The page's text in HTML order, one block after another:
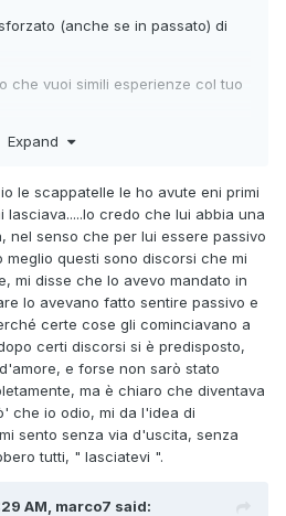
(anche se in passato) di
che vuoi simili esperienze col tuo
Expand
le scappatelle le ho avute eni primi
credo che lui abbia una
nel senso che per lui essere passivo
questi sono discorsi che mi
mi disse che lo avevo mandato in
lo avevano fatto sentire passivo e
certe cose gli cominciavano a
certi discorsi si è predisposto,
e forse non sarò stato
ma è chiaro che diventava
che io odio, mi da l'idea di
sento senza via d'uscita, senza
tutti, " lasciatevi ".
AM, marco7 said: